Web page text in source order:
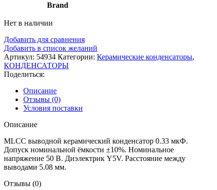
Brand
Нет в наличии
Добавить для сравнения
Добавить в список желаний
Артикул: 54934 Категории: Керамические конденсаторы,
КОНДЕНСАТОРЫ
Поделиться:
Описание
Отзывы (0)
Условия поставки
Описание
MLCC выводной керамический конденсатор 0.33 мкФ.
Допуск номинальной ёмкости ±10%. Номинальное
напряжение 50 В. Диэлектрик Y5V. Расстояние между
выводами 5.08 мм.
Отзывы (0)